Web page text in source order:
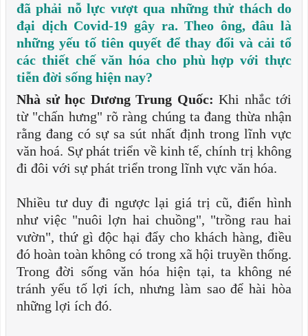
đã phải nỗ lực vượt qua những thử thách do
đại dịch Covid-19 gây ra. Theo ông, đâu là
những yếu tố tiên quyết để thay đổi và cải tổ
các thiết chế văn hóa cho phù hợp với thực
tiễn đời sống hiện nay?
Nhà sử học Dương Trung Quốc: Khi nhắc tới
từ "chấn hưng" rõ ràng chúng ta đang thừa nhận
rằng đang có sự sa sút nhất định trong lĩnh vực
văn hoá. Sự phát triển về kinh tế, chính trị không
đi đôi với sự phát triển trong lĩnh vực văn hóa.
Nhiều tư duy đi ngược lại giá trị cũ, điển hình
như việc "nuôi lợn hai chuồng", "trồng rau hai
vườn", thứ gì độc hại đẩy cho khách hàng, điều
đó hoàn toàn không có trong xã hội truyền thống.
Trong đời sống văn hóa hiện tại, ta không né
tránh yếu tố lợi ích, nhưng làm sao để hài hòa
những lợi ích đó.